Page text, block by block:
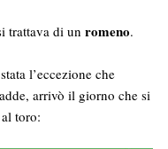
trattava di un romeno.
l’eccezione che
arrivò il giorno che si
toro: